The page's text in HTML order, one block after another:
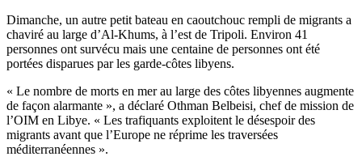
Dimanche, un autre petit bateau en caoutchouc rempli de migrants a
chaviré au large d’Al-Khums, à l’est de Tripoli. Environ 41
personnes ont survécu mais une centaine de personnes ont été
portées disparues par les garde-côtes libyens.
« Le nombre de morts en mer au large des côtes libyennes augmente
de façon alarmante », a déclaré Othman Belbeisi, chef de mission de
l’OIM en Libye. « Les trafiquants exploitent le désespoir des
migrants avant que l’Europe ne réprime les traversées
méditerranéennes ».